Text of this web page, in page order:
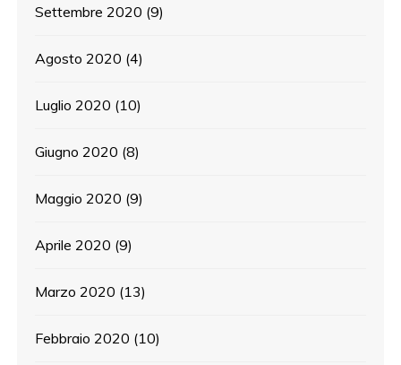
Settembre 2020 (9)
Agosto 2020 (4)
Luglio 2020 (10)
Giugno 2020 (8)
Maggio 2020 (9)
Aprile 2020 (9)
Marzo 2020 (13)
Febbraio 2020 (10)